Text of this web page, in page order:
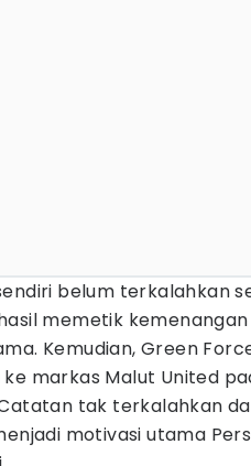
belum terkalahkan
memetik kemenangan
Kemudian, Green
markas Malut United
tak terkalahkan
motivasi utama